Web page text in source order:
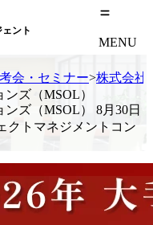
ント
MENU
会・セミナー>株式会社
ズ（MSOL）
ズ（MSOL） 8月30日
クトマネジメントコン